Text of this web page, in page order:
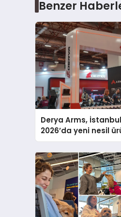
Benzer
Derya Arms,
2026’da yeni nesil
global marka
sergiledi